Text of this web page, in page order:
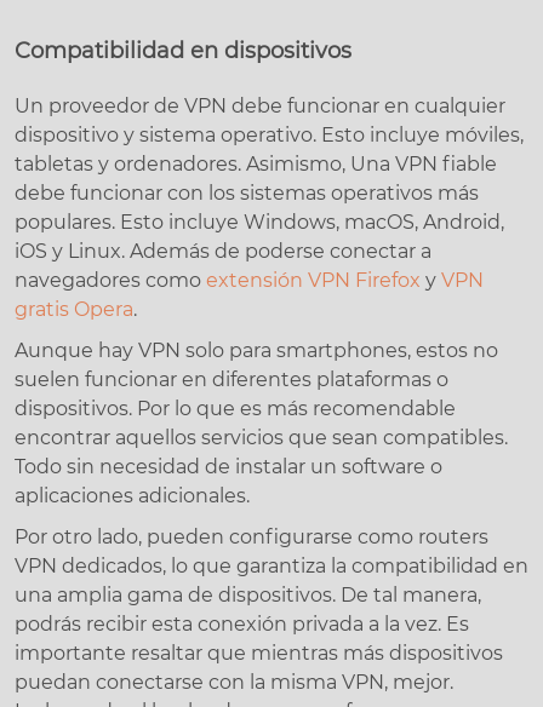
Compatibilidad en dispositivos
Un proveedor de VPN debe funcionar en cualquier
dispositivo y sistema operativo. Esto incluye móviles,
tabletas y ordenadores. Asimismo, Una VPN fiable
debe funcionar con los sistemas operativos más
populares. Esto incluye Windows, macOS, Android,
iOS y Linux. Además de poderse conectar a
navegadores como extensión VPN Firefox y VPN
gratis Opera.
Aunque hay VPN solo para smartphones, estos no
suelen funcionar en diferentes plataformas o
dispositivos. Por lo que es más recomendable
encontrar aquellos servicios que sean compatibles.
Todo sin necesidad de instalar un software o
aplicaciones adicionales.
Por otro lado, pueden configurarse como routers
VPN dedicados, lo que garantiza la compatibilidad en
una amplia gama de dispositivos. De tal manera,
podrás recibir esta conexión privada a la vez. Es
importante resaltar que mientras más dispositivos
puedan conectarse con la misma VPN, mejor.